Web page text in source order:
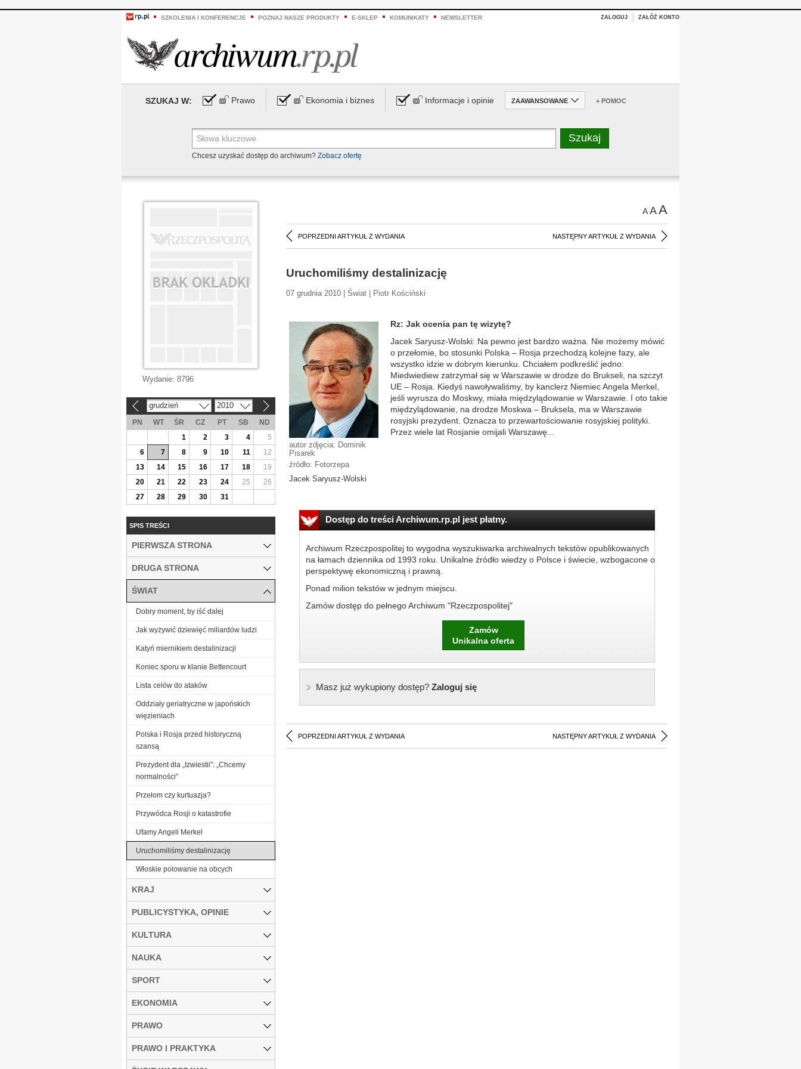
SZKOLENIA I KONFERENCJE POZNAJ NASZE PRODUKTY E-SKLEP KOMUNIKATY NEWSLETTER ZALOGUJ ZAŁÓŻ KONTO
SZUKAJ W: Prawo Ekonomia i biznes Informacje i opinie ZAAWANSOWANE + POMOC
Chcesz uzyskać dostęp do archiwum? Zobacz ofertę
AAA
POPRZEDNI ARTYKUŁ Z WYDANIA NASTĘPNY ARTYKUŁ Z WYDANIA
Uruchomiliśmy destalinizację
07 grudnia 2010 | Świat | Piotr Kościński
autor zdjęcia: Dominik
Pisarek
źródło: Fotorzepa
Jacek Saryusz-Wolski
Rz: Jak ocenia pan tę wizytę?
Jacek Saryusz-Wolski: Na pewno jest bardzo ważna. Nie możemy mówić
o przełomie, bo stosunki Polska – Rosja przechodzą kolejne fazy, ale
wszystko idzie w dobrym kierunku. Chciałem podkreślić jedno:
Miedwiediew zatrzymał się w Warszawie w drodze do Brukseli, na szczyt
UE – Rosja. Kiedyś nawoływaliśmy, by kanclerz Niemiec Angela Merkel,
jeśli wyrusza do Moskwy, miała międzylądowanie w Warszawie. I oto takie
międzylądowanie, na drodze Moskwa – Bruksela, ma w Warszawie
rosyjski prezydent. Oznacza to przewartościowanie rosyjskiej polityki.
Przez wiele lat Rosjanie omijali Warszawę...
Dostęp do treści Archiwum.rp.pl jest płatny.
Archiwum Rzeczpospolitej to wygodna wyszukiwarka archiwalnych tekstów opublikowanych
na łamach dziennika od 1993 roku. Unikalne źródło wiedzy o Polsce i świecie, wzbogacone o
perspektywę ekonomiczną i prawną.
Ponad milion tekstów w jednym miejscu.
Zamów dostęp do pełnego Archiwum "Rzeczpospolitej"
Zamów
Unikalna oferta
Masz już wykupiony dostęp?Zaloguj się
POPRZEDNI ARTYKUŁ Z WYDANIA NASTĘPNY ARTYKUŁ Z WYDANIA
Wydanie: 8796
grudzień 2010
PN WT ŚR CZ PT SB
ND
1
2 3 4
5
6
7 8 9 10 11
12
13
14 15 16 17 18
19
20
21 22 23 24 25
26
27
28 29 30 31
SPIS TREŚCI
PIERWSZA STRONA
DRUGA STRONA
ŚWIAT
Dobry moment, by iść dalej
Jak wyżywić dziewięć miliardów ludzi
Katyń miernikiem destalinizacji
Koniec sporu w klanie Bettencourt
Lista celów do ataków
Oddziały geriatryczne w japońskich
więzieniach
Polska i Rosja przed historyczną
szansą
Prezydent dla „Izwiestii”: „Chcemy
normalności”
Przełom czy kurtuazja?
Przywódca Rosji o katastrofie
Ufamy Angeli Merkel
Uruchomiliśmy destalinizację
Włoskie polowanie na obcych
KRAJ
PUBLICYSTYKA, OPINIE
KULTURA
NAUKA
SPORT
EKONOMIA
PRAWO
PRAWO I PRAKTYKA